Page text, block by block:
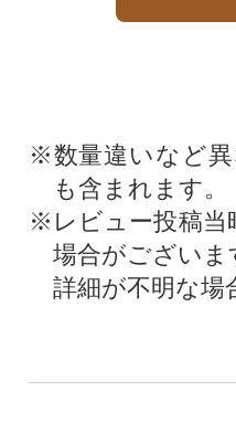
※数量違いなど
も含まれます。
※レビュー投稿当
場合がござい
詳細が不明な場